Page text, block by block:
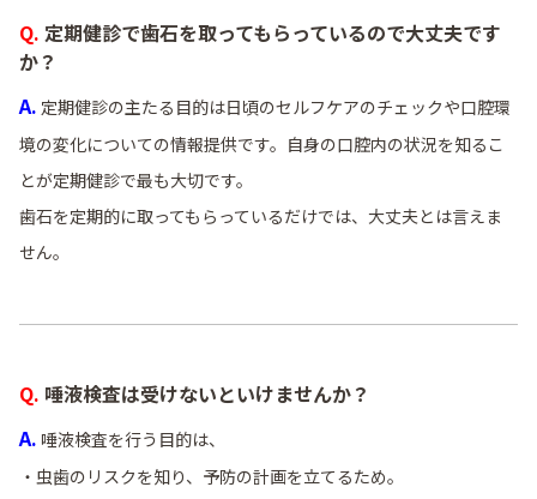
Q. 定期健診で歯石を取ってもらっているので大丈夫です
か？
A. 定期健診の主たる目的は日頃のセルフケアのチェックや口腔環
境の変化についての情報提供です。自身の口腔内の状況を知るこ
とが定期健診で最も大切です。
歯石を定期的に取ってもらっているだけでは、大丈夫とは言えま
せん。
Q. 唾液検査は受けないといけませんか？
A. 唾液検査を行う目的は、
・虫歯のリスクを知り、予防の計画を立てるため。